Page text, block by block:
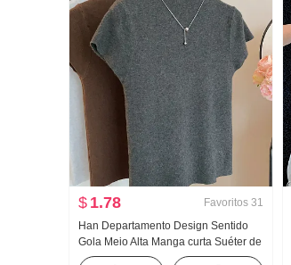
$ 1.78 Favoritos 31
Han Departamento Design Sentido
Gola Meio Alta Manga curta Suéter de
Malha Feminino Outono 2024 Novo